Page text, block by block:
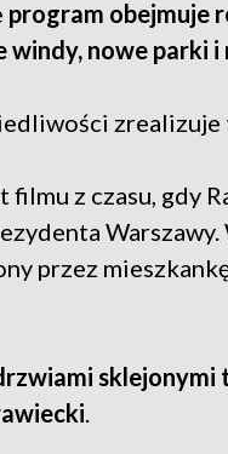
program obejmuje
nowe parki
z czasu, gdy
przez
sklejonymi
.